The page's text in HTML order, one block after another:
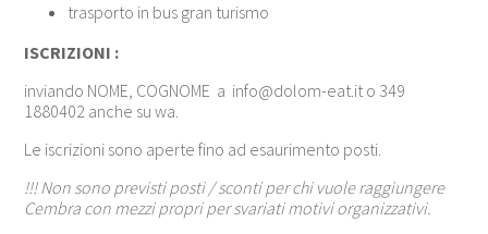
trasporto in bus gran turismo
ISCRIZIONI :
inviando NOME, COGNOME a info@dolom-eat.ito 349
1880402 anche su wa.
Le iscrizioni sono aperte fino ad esaurimento posti.
!!! Non sono previsti posti / sconti per chi vuole raggiungere
Cembra con mezzi propri per svariati motivi organizzativi.